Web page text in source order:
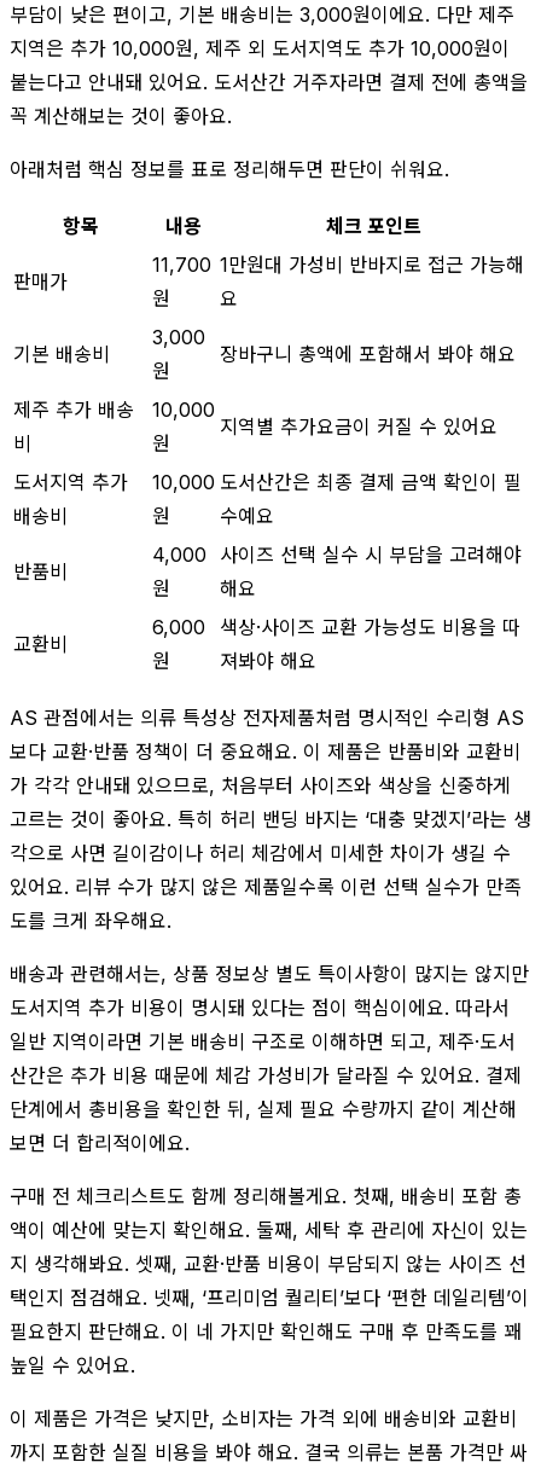
부담이 낮은 편이고, 기본 배송비는 3,000원이에요. 다만 제주
지역은 추가 10,000원, 제주 외 도서지역도 추가 10,000원이
붙는다고 안내돼 있어요. 도서산간 거주자라면 결제 전에 총액을
꼭 계산해보는 것이 좋아요.
아래처럼 핵심 정보를 표로 정리해두면 판단이 쉬워요.
항목 내용 체크 포인트
판매가
11,700
원
1만원대 가성비 반바지로 접근 가능해
요
기본 배송비
3,000
원
장바구니 총액에 포함해서 봐야 해요
제주 추가 배송
비
10,000
원
지역별 추가요금이 커질 수 있어요
도서지역 추가
배송비
10,000
원
도서산간은 최종 결제 금액 확인이 필
수예요
반품비
4,000
원
사이즈 선택 실수 시 부담을 고려해야
해요
교환비
6,000
원
색상·사이즈 교환 가능성도 비용을 따
져봐야 해요
AS 관점에서는 의류 특성상 전자제품처럼 명시적인 수리형 AS
보다 교환·반품 정책이 더 중요해요. 이 제품은 반품비와 교환비
가 각각 안내돼 있으므로, 처음부터 사이즈와 색상을 신중하게
고르는 것이 좋아요. 특히 허리 밴딩 바지는 ‘대충 맞겠지’라는 생
각으로 사면 길이감이나 허리 체감에서 미세한 차이가 생길 수
있어요. 리뷰 수가 많지 않은 제품일수록 이런 선택 실수가 만족
도를 크게 좌우해요.
배송과 관련해서는, 상품 정보상 별도 특이사항이 많지는 않지만
도서지역 추가 비용이 명시돼 있다는 점이 핵심이에요. 따라서
일반 지역이라면 기본 배송비 구조로 이해하면 되고, 제주·도서
산간은 추가 비용 때문에 체감 가성비가 달라질 수 있어요. 결제
단계에서 총비용을 확인한 뒤, 실제 필요 수량까지 같이 계산해
보면 더 합리적이에요.
구매 전 체크리스트도 함께 정리해볼게요. 첫째, 배송비 포함 총
액이 예산에 맞는지 확인해요. 둘째, 세탁 후 관리에 자신이 있는
지 생각해봐요. 셋째, 교환·반품 비용이 부담되지 않는 사이즈 선
택인지 점검해요. 넷째, ‘프리미엄 퀄리티’보다 ‘편한 데일리템’이
필요한지 판단해요. 이 네 가지만 확인해도 구매 후 만족도를 꽤
높일 수 있어요.
이 제품은 가격은 낮지만, 소비자는 가격 외에 배송비와 교환비
까지 포함한 실질 비용을 봐야 해요. 결국 의류는 본품 가격만 싸